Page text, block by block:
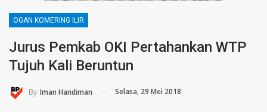
OGAN KOMERING ILIR
Jurus Pemkab OKI Pertahankan WTP
Tujuh Kali Beruntun
By Iman Handiman Selasa, 29 Mei 2018